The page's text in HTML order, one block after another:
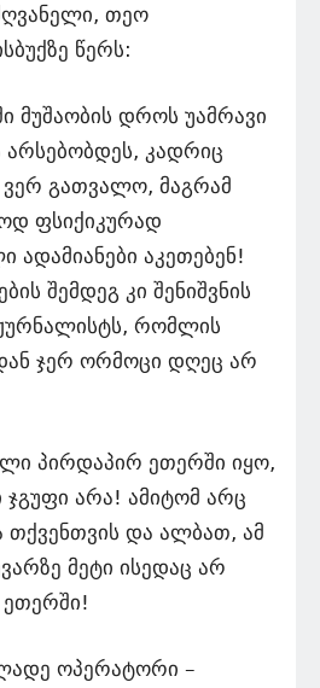
თეო
წერს:
მუშაობის დროს უამრავი
არსებობდეს, კადრიც
გათვალო, მაგრამ
ფსიქიკურად
ადამიანები აკეთებენ!
შემდეგ კი შენიშვნის
რომლის
ჯერ ორმოცი დღეც არ
პირდაპირ ეთერში იყო,
ჯგუფი არა! ამიტომ არც
თქვენთვის და ალბათ, ამ
მეტი ისედაც არ
ოპერატორი –